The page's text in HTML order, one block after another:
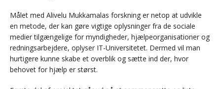
Målet med Alivelu Mukkamalas forskning er netop at udvikle
en metode, der kan gøre vigtige oplysninger fra de sociale
medier tilgængelige for myndigheder, hjælpeorganisationer og
redningsarbejdere, oplyser IT-Universitetet. Dermed vil man
hurtigere kunne skabe et overblik og sætte ind der, hvor
behovet for hjælp er størst.